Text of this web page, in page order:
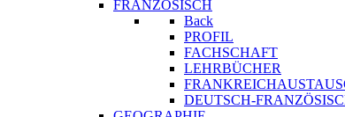
FRANZÖSISCH
Back
PROFIL
FACHSCHAFT
LEHRBÜCHER
DEUTSCH-